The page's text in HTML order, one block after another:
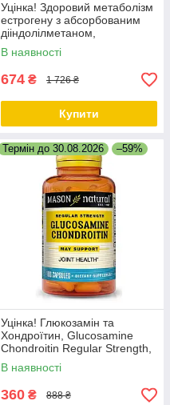
Уцінка! Здоровий метаболізм
естрогену з абсорбованим
дііндолілметаном,
EstroBalance with Absorbable
BR-DIM, Nature's Way, 60 таб.
В наявності
674 ₴ 1 726 ₴
Купити
Термін до 30.08.2026 –59%
Уцінка! Глюкозамін та
Хондроїтин, Glucosamine
Chondroitin Regular Strength,
Mason Natural, 100 капсул
В наявності
360 ₴ 888 ₴